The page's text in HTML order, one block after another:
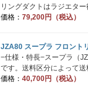
リングダクトはラジエタ
価格： 79,200円（税込）
JZA80 スープラ フロント
−仕様・特長−スープラ（
です。送料区分によって
価格： 40,700円（税込）